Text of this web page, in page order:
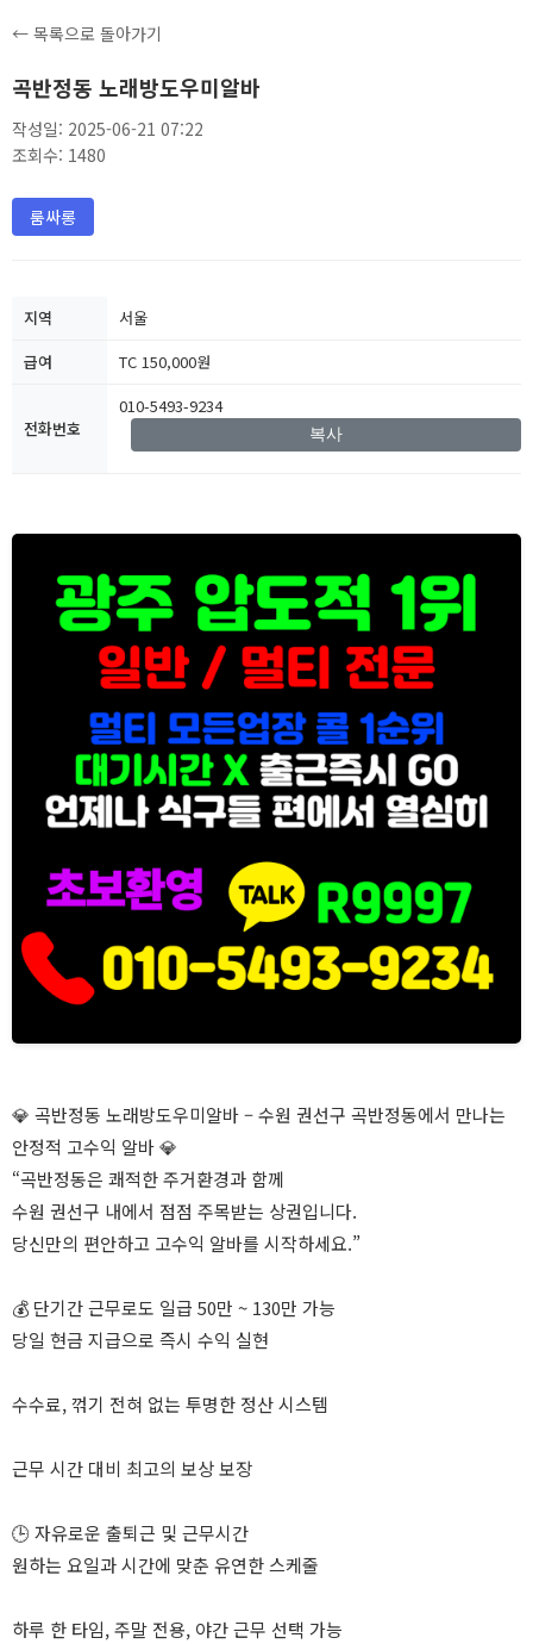
← 목록으로 돌아가기
곡반정동 노래방도우미알바
작성일: 2025-06-21 07:22
조회수: 1480
룸싸롱
지역
서울
급여
TC 150,000원
전화번호
010-5493-9234
복사
💎 곡반정동 노래방도우미알바 – 수원 권선구 곡반정동에서 만나는
안정적 고수익 알바 💎
“곡반정동은 쾌적한 주거환경과 함께
수원 권선구 내에서 점점 주목받는 상권입니다.
당신만의 편안하고 고수익 알바를 시작하세요.”
💰 단기간 근무로도 일급 50만 ~ 130만 가능
당일 현금 지급으로 즉시 수익 실현
수수료, 꺾기 전혀 없는 투명한 정산 시스템
근무 시간 대비 최고의 보상 보장
🕒 자유로운 출퇴근 및 근무시간
원하는 요일과 시간에 맞춘 유연한 스케줄
하루 한 타임, 주말 전용, 야간 근무 선택 가능